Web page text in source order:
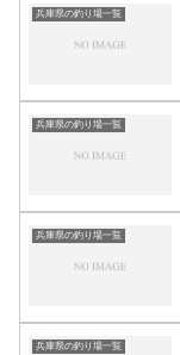
兵庫県の釣り場一覧
兵庫県の釣り場一覧
兵庫県の釣り場一覧
兵庫県の釣り場一覧